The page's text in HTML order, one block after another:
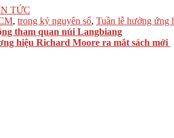
TỨC
, trong kỷ nguyên số, Tuần lễ hưởng ứng
tham quan núi Langbiang
hiệu Richard Moore ra mắt sách mới